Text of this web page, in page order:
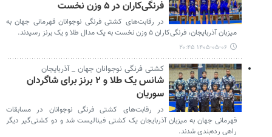
فرنگی‌کاران در ۵ وزن نخست
در رقابت‌های کشتی فرنگی نوجوانان قهرمانی جهان به
میزبان آذربایجان، فرنگی‌کاران ۵ وزن نخست به یک مدال طلا و یک برنز رسیدند.
۱۴۰۵-۰۵-۰۶ ۲۰:۴۵
کشتی فرنگی نوجوانان جهان _ آذربایجان
شانس یک طلا و ۲ برنز برای شاگردان
سوریان
در رقابت‌های کشتی فرنگی نوجوانان در مسابقات
قهرمانی جهان به میزبان آذربایجان یک کشتی فینالیست شد و دو کشتی‌گیر دیگر
راهی رده‌بندی شدند.